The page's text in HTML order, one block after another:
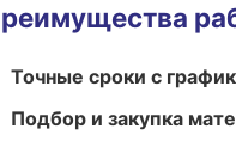
Точные сроки с
Подбор и закупка